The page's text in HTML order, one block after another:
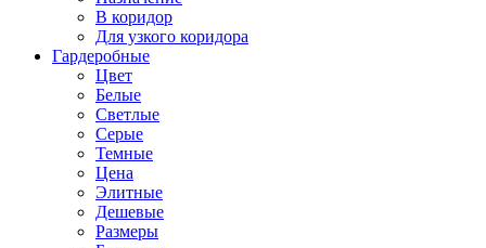
В коридор
Для узкого коридора
Гардеробные
Цвет
Белые
Светлые
Серые
Темные
Цена
Элитные
Дешевые
Размеры